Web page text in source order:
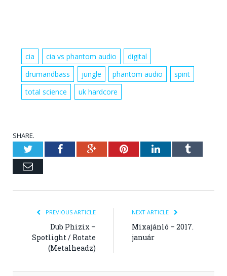
cia cia vs phantom audio
digital
drumandbass
jungle phantom audio
spirit
total science
uk hardcore
SHARE.
TwitterFacebookGoogle+PinterestLinkedInTumblr
Email
PREVIOUS ARTICLE
Dub Phizix –
Spotlight / Rotate
(Metalheadz)
NEXT ARTICLE
Mixajánló – 2017.
január